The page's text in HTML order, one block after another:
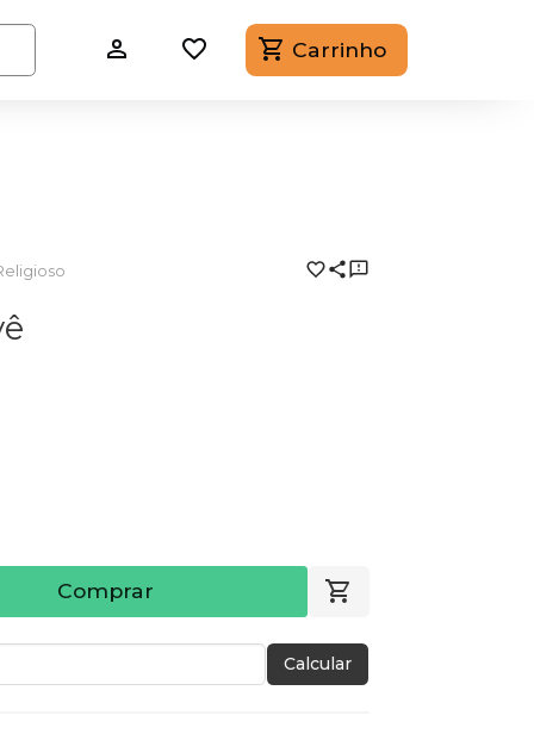
Carrinho
Comprar
Calcular